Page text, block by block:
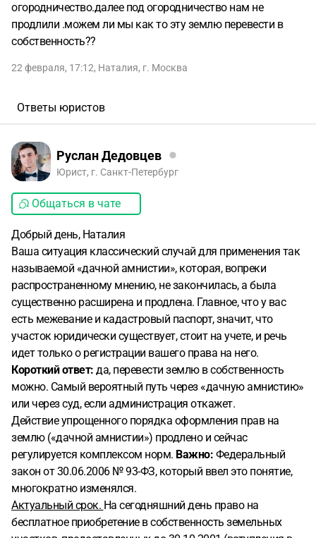
огородничество.далее под огородничество нам не
продлили .можем ли мы как то эту землю перевести в
собственность??
22 февраля, 17:12, Наталия, г. Москва
Ответы юристов
Руслан Дедовцев
Юрист, г. Санкт-Петербург
Общаться в чате
Добрый день, Наталия
Ваша ситуация классический случай для применения так
называемой «дачной амнистии», которая, вопреки
распространенному мнению, не закончилась, а была
существенно расширена и продлена. Главное, что у вас
есть межевание и кадастровый паспорт, значит, что
участок юридически существует, стоит на учете, и речь
идет только о регистрации вашего права на него.
Короткий ответ: да, перевести землю в собственность
можно. Самый вероятный путь через «дачную амнистию»
или через суд, если администрация откажет.
Действие упрощенного порядка оформления прав на
землю («дачной амнистии») продлено и сейчас
регулируется комплексом норм. Важно: Федеральный
закон от 30.06.2006 № 93-ФЗ, который ввел это понятие,
многократно изменялся.
Актуальный срок. На сегодняшний день право на
бесплатное приобретение в собственность земельных